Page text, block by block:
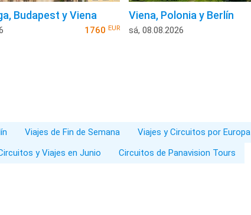
Budapest y Viena
1760 EUR
Viena, Polonia y Berlín
sá, 08.08.2026
Viajes de Fin de Semana Viajes y Circuitos por Europa
y Viajes en Junio Circuitos de Panavision Tours